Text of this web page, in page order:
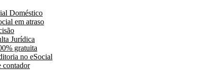
Doméstico
em atraso
Jurídica
gratuita
no eSocial
contador